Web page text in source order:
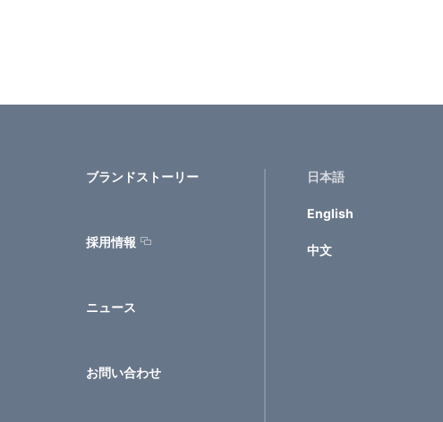
ブランドストーリー
採用情報
ニュース
お問い合わせ
日本語
English
中文